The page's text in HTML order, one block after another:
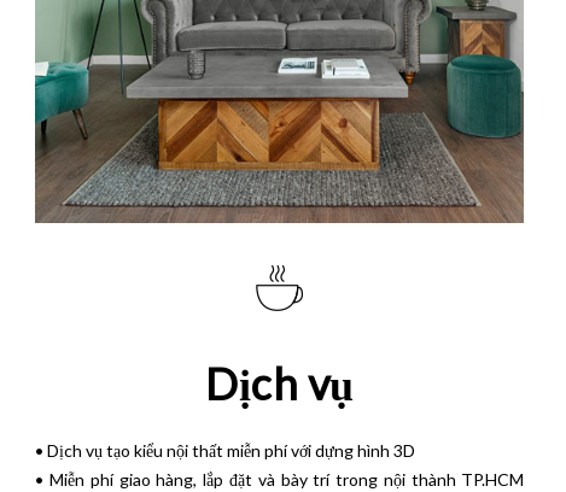
Dịch vụ
• Dịch vụ tạo kiểu nội thất miễn phí với dựng hình 3D
• Miễn phí giao hàng, lắp đặt và bày trí trong nội thành TP.HCM